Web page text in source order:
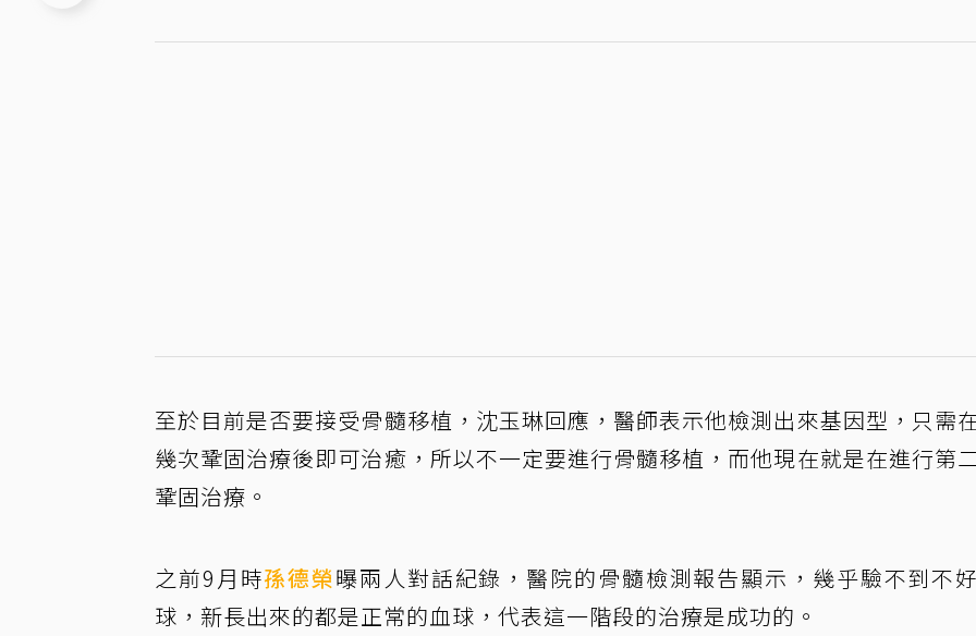
至於目前是否要接受骨髓移植，沈玉琳回應，醫師表示他檢測出來基因型，只需
幾次鞏固治療後即可治癒，所以不一定要進行骨髓移植，而他現在就是在進行第
鞏固治療。
之前9月時孫德榮曝兩人對話紀錄，醫院的骨髓檢測報告顯示，幾乎驗不到不
球，新長出來的都是正常的血球，代表這一階段的治療是成功的。